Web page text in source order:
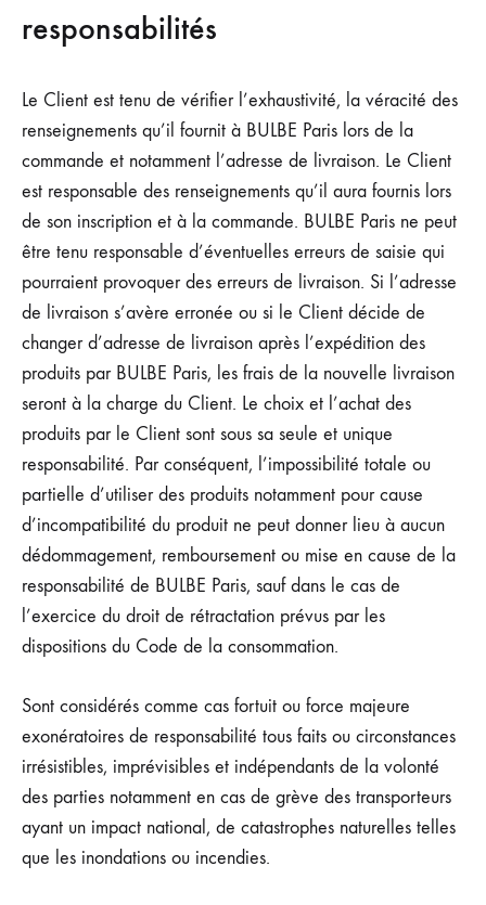
responsabilités
Le Client est tenu de vérifier l’exhaustivité, la véracité des
renseignements qu’il fournit à BULBE Paris lors de la
commande et notamment l’adresse de livraison. Le Client
est responsable des renseignements qu’il aura fournis lors
de son inscription et à la commande. BULBE Paris ne peut
être tenu responsable d’éventuelles erreurs de saisie qui
pourraient provoquer des erreurs de livraison. Si l’adresse
de livraison s’avère erronée ou si le Client décide de
changer d’adresse de livraison après l’expédition des
produits par BULBE Paris, les frais de la nouvelle livraison
seront à la charge du Client. Le choix et l’achat des
produits par le Client sont sous sa seule et unique
responsabilité. Par conséquent, l’impossibilité totale ou
partielle d’utiliser des produits notamment pour cause
d’incompatibilité du produit ne peut donner lieu à aucun
dédommagement, remboursement ou mise en cause de la
responsabilité de BULBE Paris, sauf dans le cas de
l’exercice du droit de rétractation prévus par les
dispositions du Code de la consommation.
Sont considérés comme cas fortuit ou force majeure
exonératoires de responsabilité tous faits ou circonstances
irrésistibles, imprévisibles et indépendants de la volonté
des parties notamment en cas de grève des transporteurs
ayant un impact national, de catastrophes naturelles telles
que les inondations ou incendies.